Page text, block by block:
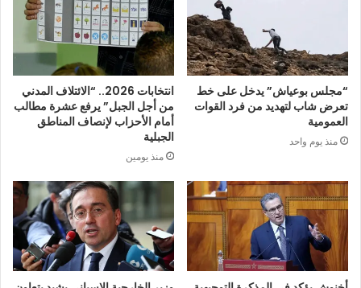
“مجلس بوعياش” يدخل على خط
تعرض شاب لتهديد من فرد القوات
العمومية
منذ يوم واحد
انتخابات 2026.. “الائتلاف المدني
من أجل الجبل” يرفع عشرة مطالب
أمام الأحزاب لإنصاف المناطق
الجبلية
منذ يومين